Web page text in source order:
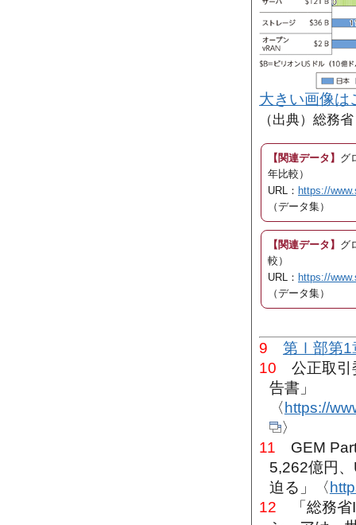
大きい画像は
（出典）総務
【関連データ】 グ
年比較）
URL： https://
（データ集）
【関連データ】 グ
較）
URL： https://
（データ集）
9
第Ⅰ部第1
10 公正取引
告書」
〈https://
〉
11 GEM
5,262億円
迫る」〈
12 「総務省